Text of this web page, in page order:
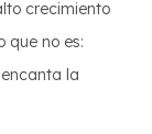
crecimiento
que no es:
la